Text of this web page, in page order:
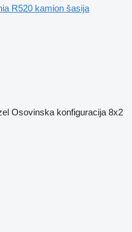
R520 kamion šasija
Osovinska konfiguracija 8x2